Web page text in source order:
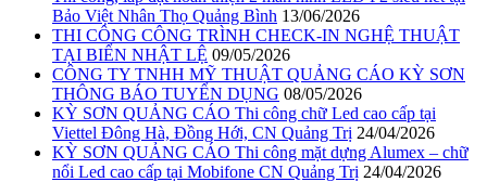
Bảo Việt Nhân Thọ Quảng Bình 13/06/2026
THI CÔNG CÔNG TRÌNH CHECK-IN NGHỆ THUẬT
TẠI BIỂN NHẬT LỆ 09/05/2026
CÔNG TY TNHH MỸ THUẬT QUẢNG CÁO KỲ SƠN
THÔNG BÁO TUYỂN DỤNG 08/05/2026
KỲ SƠN QUẢNG CÁO Thi công chữ Led cao cấp tại
Viettel Đông Hà, Đồng Hới, CN Quảng Trị 24/04/2026
KỲ SƠN QUẢNG CÁO Thi công mặt dựng Alumex – chữ
nổi Led cao cấp tại Mobifone CN Quảng Trị 24/04/2026